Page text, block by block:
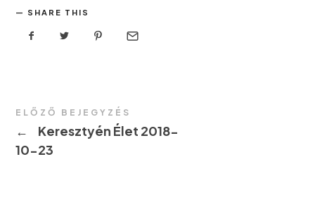
SHARE THIS
ELŐZŐ BEJEGYZÉS
←
Keresztyén Élet 2018-
10-23